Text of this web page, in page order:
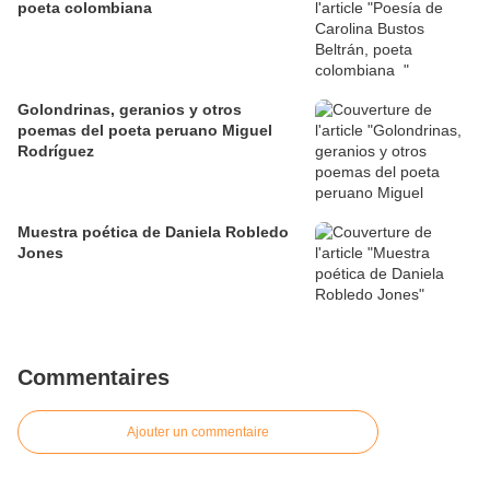
poeta colombiana
Golondrinas, geranios y otros
poemas del poeta peruano Miguel
Rodríguez
Muestra poética de Daniela Robledo
Jones
Commentaires
Ajouter un commentaire